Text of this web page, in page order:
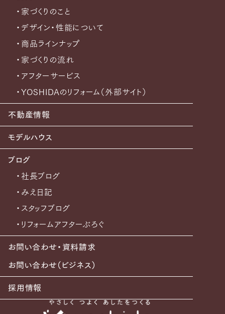
・家づくりのこと
・デザイン・性能について
・商品ラインナップ
・家づくりの流れ
・アフターサービス
・YOSHIDAのリフォーム（外部サイト）
不動産情報
モデルハウス
ブログ
・社長ブログ
・みえ日記
・スタッフブログ
・リフォームアフターぶろぐ
お問い合わせ・資料請求
お問い合わせ（ビジネス）
採用情報